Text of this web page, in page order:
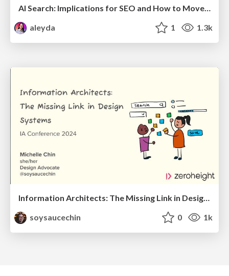
AI Search: Implications for SEO and How to Move Forward - #ShenzhenSEOConference
aleyda
1 1.3k
Information Architects: The Missing Link in Design Systems
soysaucechin
0 1k